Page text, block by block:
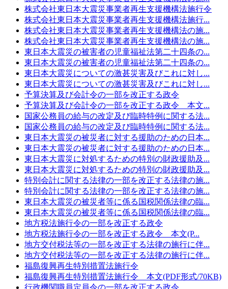
株式会社東日本大震災事業者再生支援機構法施行令
株式会社東日本大震災事業者再生支援機構法施行...
株式会社東日本大震災事業者再生支援機構法の施...
株式会社東日本大震災事業者再生支援機構法の施...
東日本大震災の被害者の児童福祉法第二十四条の...
東日本大震災の被害者の児童福祉法第二十四条の...
東日本大震災についての激甚災害及びこれに対し...
東日本大震災についての激甚災害及びこれに対し...
予算決算及び会計令の一部を改正する政令
予算決算及び会計令の一部を改正する政令 本文...
国家公務員の給与の改定及び臨時特例に関する法...
国家公務員の給与の改定及び臨時特例に関する法...
東日本大震災の被災者に対する援助のための日本...
東日本大震災の被災者に対する援助のための日本...
東日本大震災に対処するための特別の財政援助及...
東日本大震災に対処するための特別の財政援助及...
特別会計に関する法律の一部を改正する法律の施...
特別会計に関する法律の一部を改正する法律の施...
東日本大震災の被災者等に係る国税関係法律の臨...
東日本大震災の被災者等に係る国税関係法律の臨...
地方税法施行令の一部を改正する政令
地方税法施行令の一部を改正する政令 本文(P...
地方交付税法等の一部を改正する法律の施行に伴...
地方交付税法等の一部を改正する法律の施行に伴...
福島復興再生特別措置法施行令
福島復興再生特別措置法施行令 本文(PDF形式/70KB)
行政機関職員定員令の一部を改正する政令